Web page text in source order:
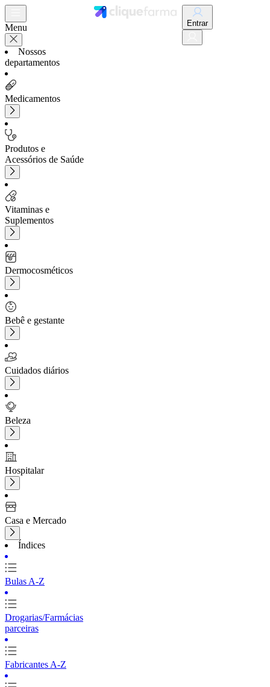
Menu
Nossos
departamentos
Medicamentos
Produtos e
Acessórios de Saúde
Vitaminas e
Suplementos
Dermocosméticos
Bebê e gestante
Cuidados diários
Beleza
Hospitalar
Casa e Mercado
Índices
Bulas A-Z
Drogarias/Farmácias
parceiras
Fabricantes A-Z
Entrar